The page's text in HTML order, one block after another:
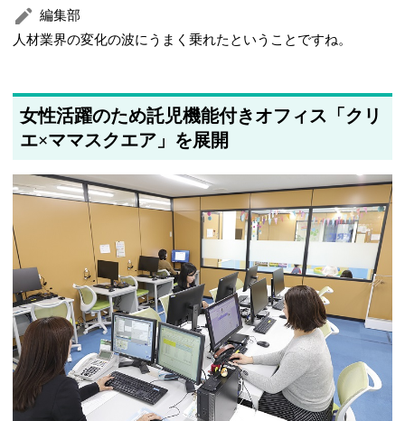
編集部
人材業界の変化の波にうまく乗れたということですね。
女性活躍のため託児機能付きオフィス「クリ
エ×ママスクエア」を展開